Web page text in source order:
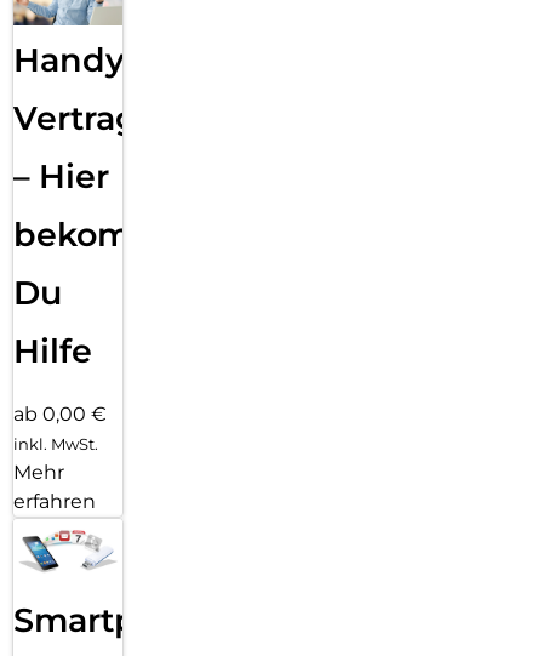
Handy
Vertragsabwicklung
– Hier
bekommst
Du
Hilfe
ab 0,00 €
inkl. MwSt.
Mehr
erfahren
Smartphone